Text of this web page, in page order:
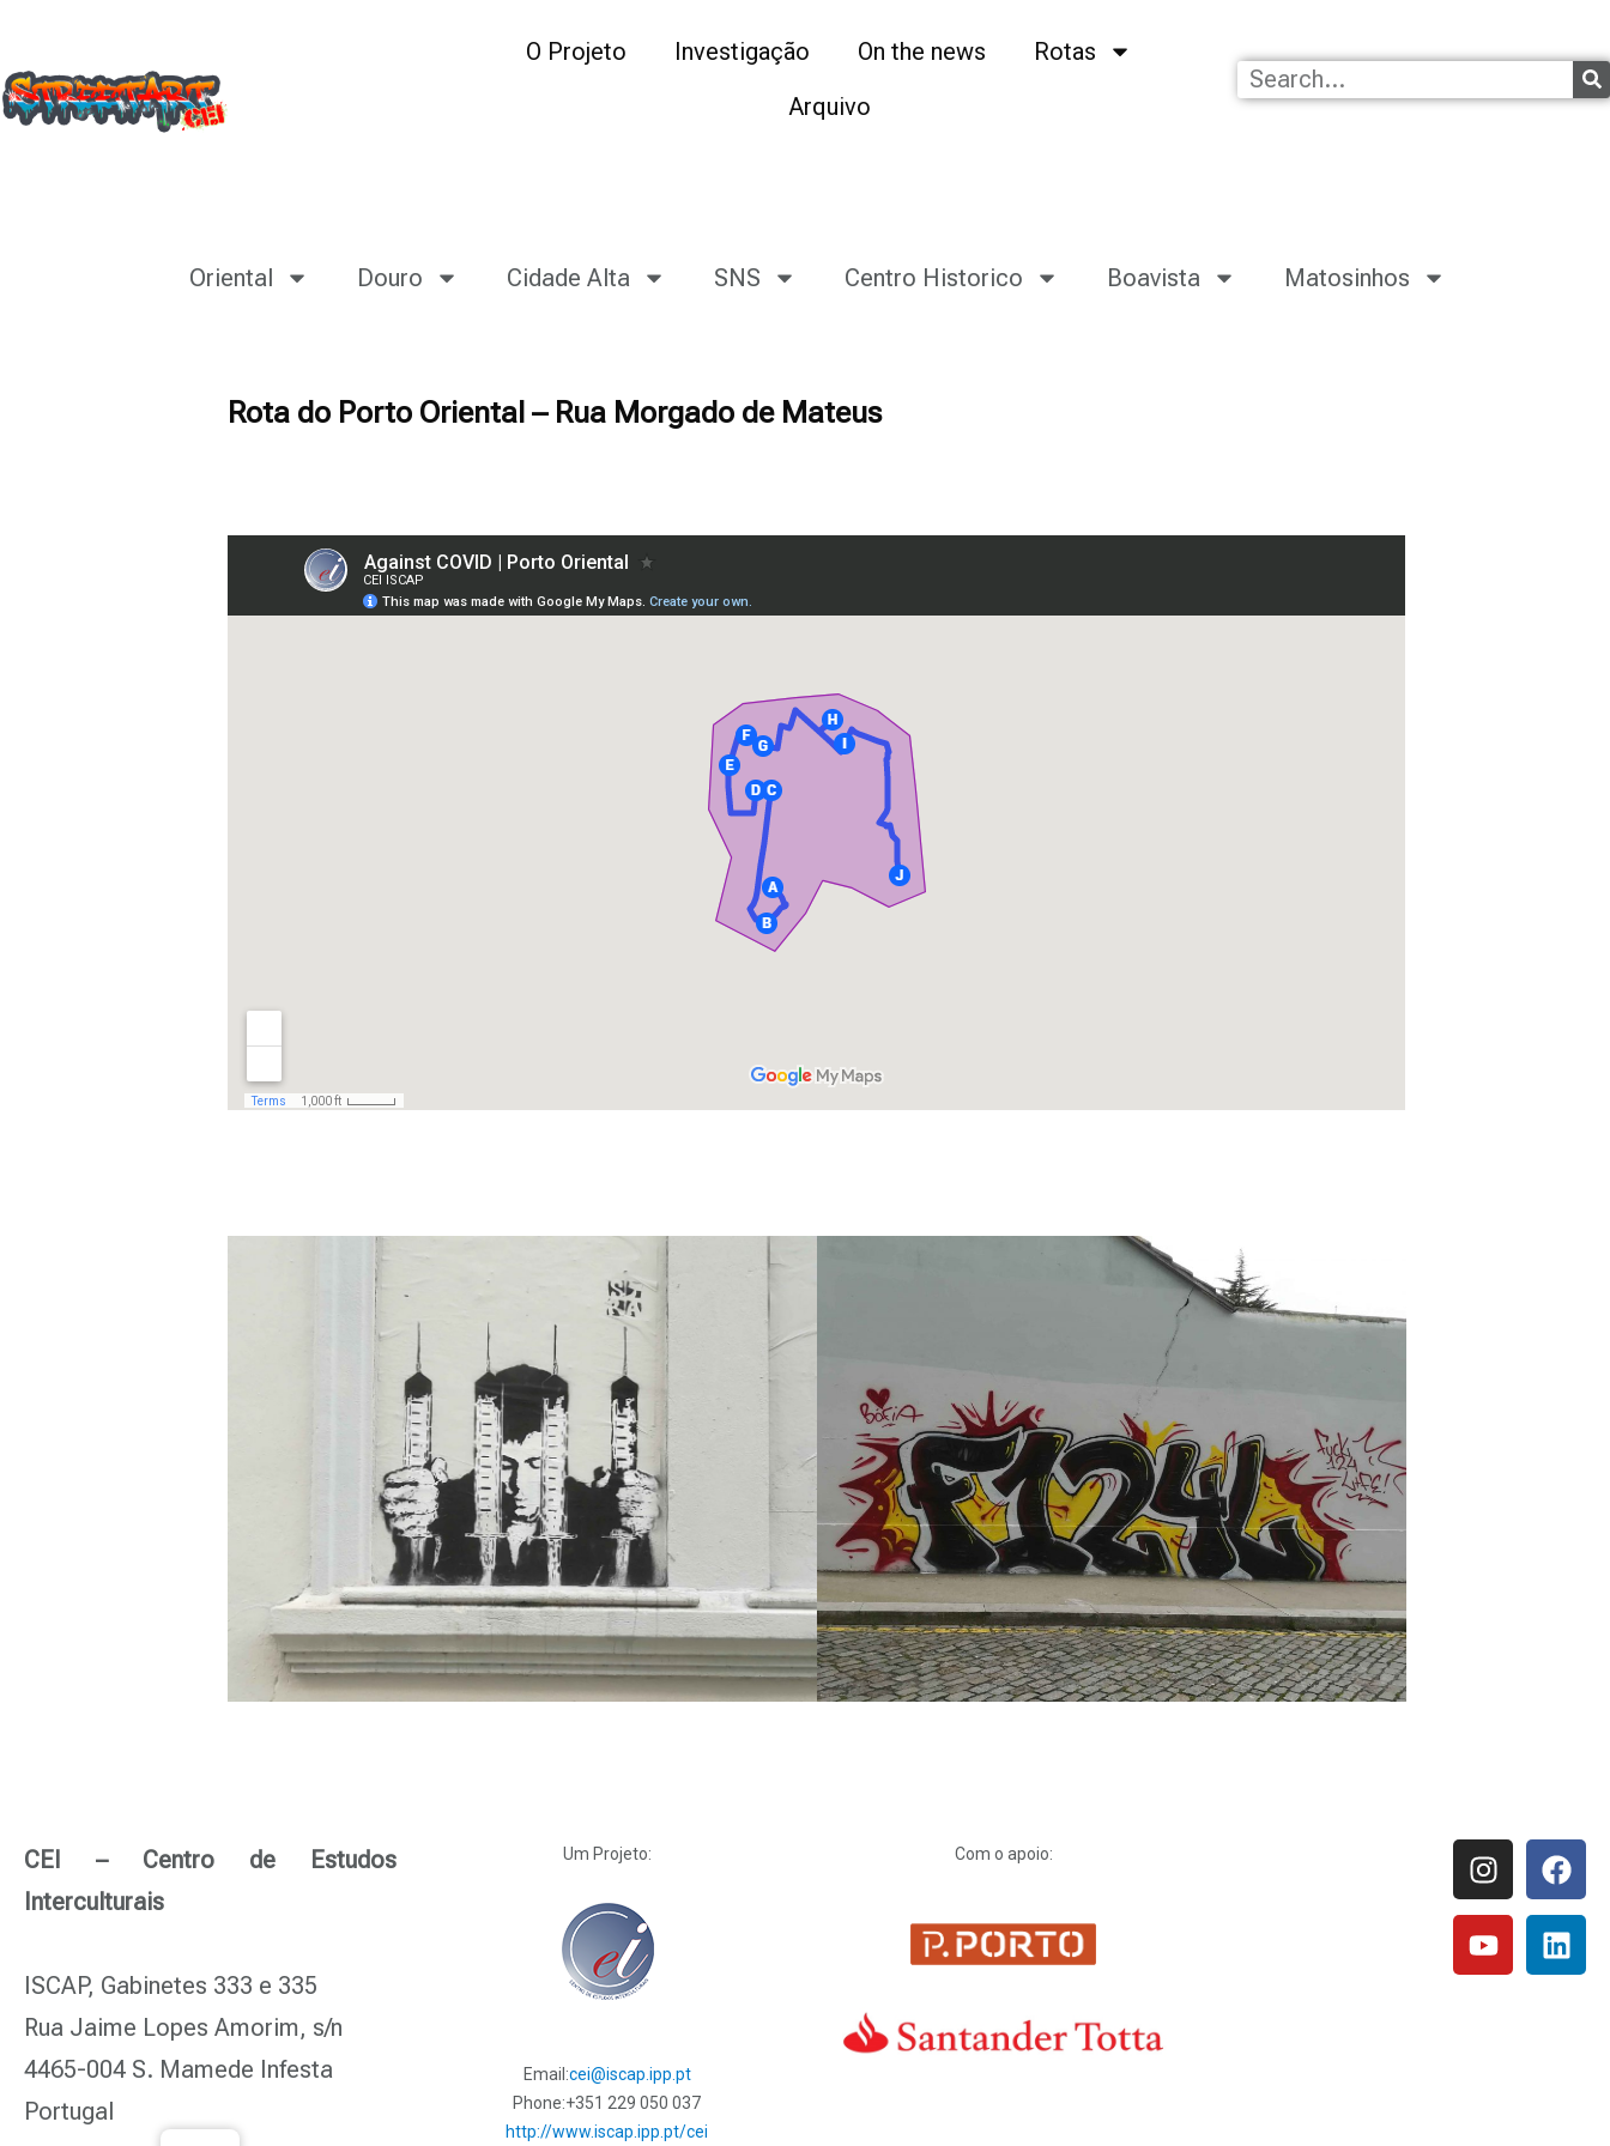
O Projeto Investigação On the news
Rotas
Arquivo
Oriental Douro Cidade Alta SNS Centro Historico Boavista Matosinhos
Rota do Porto Oriental – Rua Morgado de Mateus
CEI – Centro de Estudos
Interculturais
ISCAP, Gabinetes 333 e 335
Rua Jaime Lopes Amorim, s/n
4465-004 S. Mamede Infesta
Portugal
Um Projeto:
Email:cei@iscap.ipp.pt
Phone:+351 229 050 037
http://www.iscap.ipp.pt/cei
Com o apoio: